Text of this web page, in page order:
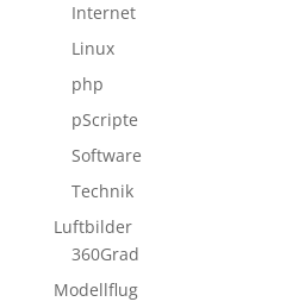
Internet
Linux
php
pScripte
Software
Technik
Luftbilder
360Grad
Modellflug